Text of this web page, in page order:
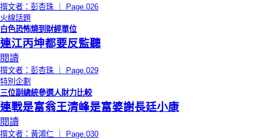
撰文者：彭杏珠 ｜ Page.026
火線話題
白色恐怖燒到財經單位
連江丙坤都要反監聽
閱讀
撰文者：彭杏珠 ｜ Page.029
特別企劃
三位副總統參選人財力比較
連戰是富翁王清峰是富婆謝長廷小康
閱讀
撰文者：黃鴻仁 ｜ Page.030